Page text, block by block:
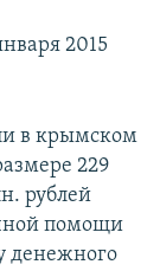
2015
в крымском
229
рублей
помощи
денежного